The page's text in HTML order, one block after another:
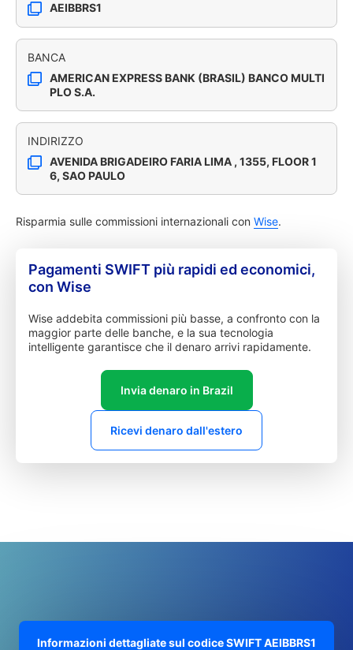
AEIBBRS1
BANCA
AMERICAN EXPRESS BANK (BRASIL) BANCO MULTI
PLO S.A.
INDIRIZZO
AVENIDA BRIGADEIRO FARIA LIMA , 1355, FLOOR 1
6, SAO PAULO
Risparmia sulle commissioni internazionali con Wise.
Pagamenti SWIFT più rapidi ed economici,
con Wise
Wise addebita commissioni più basse, a confronto con la
maggior parte delle banche, e la sua tecnologia
intelligente garantisce che il denaro arrivi rapidamente.
Invia denaro in Brazil
Ricevi denaro dall'estero
Informazioni dettagliate sul codice SWIFTAEIBBRS1